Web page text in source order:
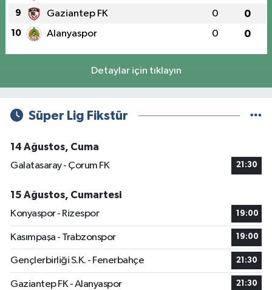
9 Gaziantep FK 0 0
10 Alanyaspor 0 0
Detaylar için tıklayın
Süper Lig Fikstür
14 Ağustos, Cuma
Galatasaray - Çorum FK
21:30
15 Ağustos, Cumartesi
Konyaspor - Rizespor
19:00
Kasımpaşa - Trabzonspor 19:00
Gençlerbirliği S.K. - Fenerbahçe 21:30
Gaziantep FK - Alanyaspor 21:30